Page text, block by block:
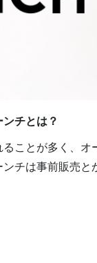
チとは？
ことが多く、
チは事前販売と